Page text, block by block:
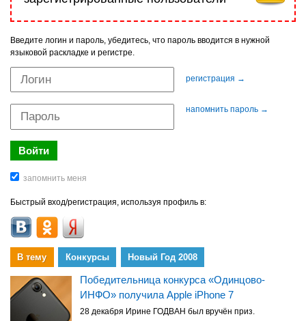
Введите логин и пароль, убедитесь, что пароль вводится в нужной
языковой раскладке и регистре.
регистрация →
напомнить пароль →
Быстрый вход/регистрация, используя профиль в:
В тему Конкурсы Новый Год 2008
Победительница конкурса «Одинцово-
ИНФО» получила Apple iPhone 7
28 декабря Ирине ГОДВАН был вручён приз.